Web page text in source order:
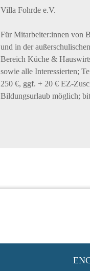
Villa Fohrde e.V.
Für Mitarbeiter:innen von
und in der
Bereich Küche &
sowie alle Interessierten;
250 €, ggf. + 20 € EZ-
Bildungsurlaub möglich;